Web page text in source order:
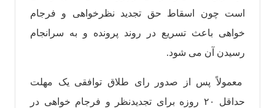
است چون اسقاط حق تجدید نظرخواهی و فرجام
خواهی باعث تسریع در روند پرونده و به سرانجام
رسیدن آن می شود.
معمولاً پس از صدور رای طلاق توافقی یک مهلت
حداقل ۲۰ روزه برای تجدیدنظر و فرجام خواهی در